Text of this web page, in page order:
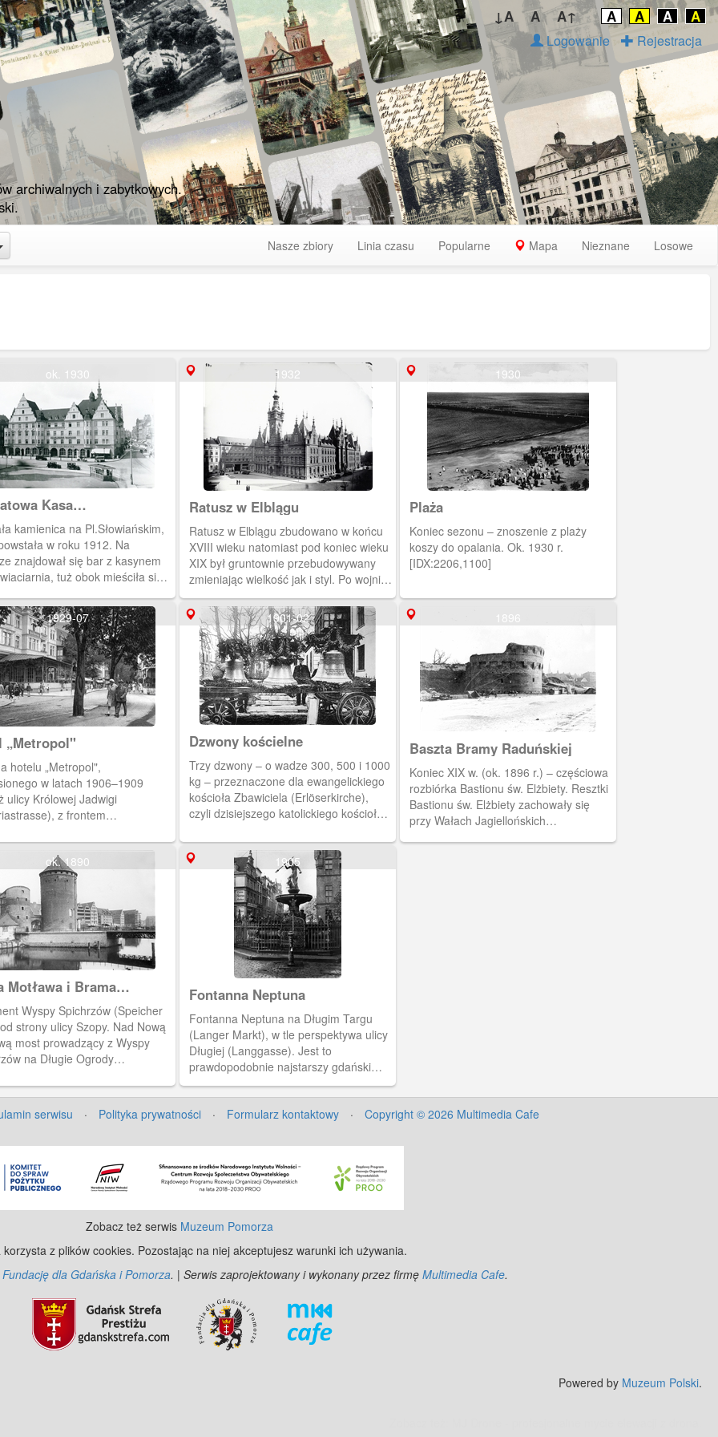
archiwalnych i zabytkowych.
↓A A A↑ A A A A
Logowanie Rejestracja
Toggle Dropdown Nasze zbiory Linia czasu Popularne Mapa Nieznane Losowe
ok. 1930
Kasa
kamienica na Pl.Słowiańskim,
w roku 1912. Na
znajdował się bar z kasynem
tuż obok mieściła się
Cafe" (do roku 1929) i dalej filia
"A. Ischdonat" (w
30-tych działała potem
"Hansa-Buchhandlung"). W
budynek zakupiła Kasa
i utworzyła tam swoją
Podczas zdobywania Elbląga
1945, budynek uległ wypaleniu i
lat 40-tych został wyburzony
1932
Ratusz w Elblągu
Ratusz w Elblągu zbudowano w końcu
XVIII wieku natomiast pod koniec wieku
XIX był gruntownie przebudowywany
zmieniając wielkość jak i styl. Po wojnie,
jak wiele elbląskich budowli, został w
końcu lat 40-tych rozebrany.
1930
Plaża
Koniec sezonu – znoszenie z plaży
koszy do opalania. Ok. 1930 r.
[IDX:2206,1100]
1929-07
„Metropol"
hotelu „Metropol",
w latach 1906–1909
ulicy Królowej Jadwigi
z frontem
(Seestrasse). Obecnie w tym
wznoszą się parterowe
„Cepelii", kramu z owocami,
ryb oraz baru „Kebab". W
zbudowania był „Metropol"
okazałym spośród
hoteli. Pod koniec marca
r. został spalony przez wojska
W 1952 r. ostatecznie
jego ruinę, rezygnując z
odbudowy.1929 r., Tow.
Sopotu. [IDX:2126,1144]
1901-02
Dzwony kościelne
Trzy dzwony – o wadze 300, 500 i 1000
kg – przeznaczone dla ewangelickiego
kościoła Zbawiciela (Erlöserkirche),
czyli dzisiejszego katolickiego kościoła
niemieckie zarekwirowały dzwony z
wszystkich sopockich świątyń na cele
zbrojeniowe. Erlöserkirche otrzymał
nowe dzwony w 1924 roku.1901 r., BG
PAN. [IDX:1978,1246]
1896
Baszta Bramy Raduńskiej
Koniec XIX w. (ok. 1896 r.) – częściowa
rozbiórka Bastionu św. Elżbiety. Resztki
Bastionu św. Elżbiety zachowały się
przy Wałach Jagiellońskich
ok. 1890
Motława i Brama
Wyspy Spichrzów (Speicher
strony ulicy Szopy. Nad Nową
most prowadzący z Wyspy
na Długie Ogrody
odwach straży spichrzowej,
pod koniec XIX wieku.
1905
Fontanna Neptuna
Fontanna Neptuna na Długim Targu
(Langer Markt), w tle perspektywa ulicy
Długiej (Langgasse). Jest to
prawdopodobnie najstarszy gdański
pomnik. Polskie orły i herby Gdańska
umieścił na kracie ślusarz Baren po
remoncie w latach 1757–61. Orły, na
konserwatorzy fontanny (widoczne na
zdjęciu), usunęli hitlerowcy w 1936 r.
Pompa służyła mieszkańcom,
sprzedawcom i dorożkarzom. Fontanna
zdemontowana przez prof. Ericha
Volemara pod koniec wojny, powróciła
na swoje miejsce w latach
pięćdziesiątych.(Ok. 1905)
[IDX:1364,1093]
serwisu · Polityka prywatności · Formularz kontaktowy · Copyright © 2026 Multimedia Cafe
Zobacz też serwis Muzeum Pomorza
korzysta z plików cookies. Pozostając na niej akceptujesz warunki ich używania.
Fundację dla Gdańska i Pomorza. | Serwis zaprojektowany i wykonany przez firmę Multimedia Cafe.
Powered by Muzeum Polski.